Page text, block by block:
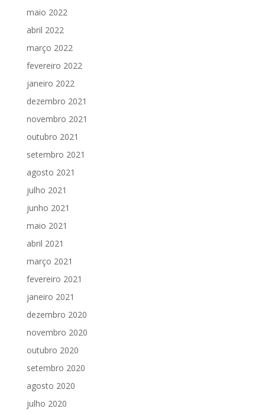
maio 2022
abril 2022
março 2022
fevereiro 2022
janeiro 2022
dezembro 2021
novembro 2021
outubro 2021
setembro 2021
agosto 2021
julho 2021
junho 2021
maio 2021
abril 2021
março 2021
fevereiro 2021
janeiro 2021
dezembro 2020
novembro 2020
outubro 2020
setembro 2020
agosto 2020
julho 2020